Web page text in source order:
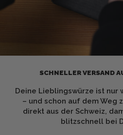
SCHNELLER VERSAND
Deine Lieblingswürze ist nur
– und schon auf dem Weg
direkt aus der Schweiz,
blitzschnell bei